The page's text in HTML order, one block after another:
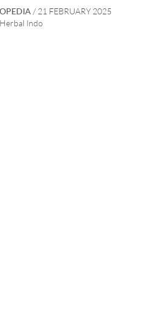
/ 21 FEBRUARY 2025
Indo